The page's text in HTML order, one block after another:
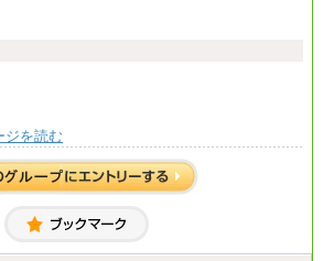
月給202,000 円以上 、京都：月給193,000 円
す
間中も給与に変更はございません。
担う方については、さらに高い金額を個別
加え、所定労働時間外に勤務をした場
間中も給与に変更はございません。
各社・全職種共通＞
円以上～
ジを読む